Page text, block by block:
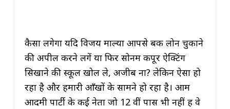
कैसा लगेगा यदि विजय माल्या आपसे बैंक लोन चुकाने
की अपील करने लगें या फिर सोनम कपूर ऐक्टिंग
सिखाने की स्कूल खोल ले, अजीब ना? लेकिन ऐसा हो
रहा है और हमारी आँखों के सामने हो रहा है। आम
आदमी पार्टी के कई नेता जो 12 वीं पास भी नहीं हैं वे